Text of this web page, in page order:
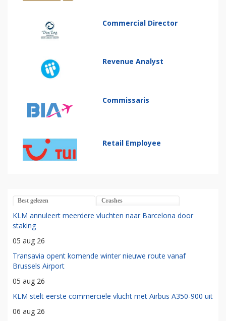
Commercial Director
Revenue Analyst
Commissaris
Retail Employee
Best gelezen Crashes
KLM annuleert meerdere vluchten naar Barcelona door
staking
05 aug 26
Transavia opent komende winter nieuwe route vanaf
Brussels Airport
05 aug 26
KLM stelt eerste commerciële vlucht met Airbus A350-900 uit
06 aug 26